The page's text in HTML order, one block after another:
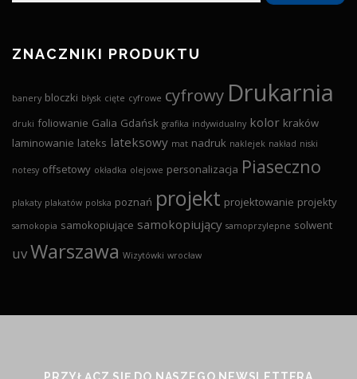
ZNACZNIKI PRODUKTU
banery bloczki błysk cięte cyfrowe cyfrowy Drukarnia
druki foliowanie Galia Gdańsk grafika indywidualny kolor kraków
laminowanie lateks lateksowy mat nadruk naklejek nakład niski
notesy offsetowy okładka olejowe personalizacja Piaseczno
plakaty plakatów polska poznań projekt projektowanie projekty
samokopia samokopiujące samokopiujący samoprzylepne solwent
uvWarszawa Wizytówki wrocław